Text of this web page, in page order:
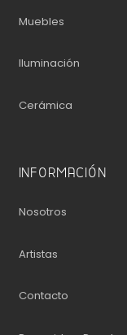
Muebles
Iluminación
Cerámica
INFORMACIÓN
Nosotros
Artistas
Contacto